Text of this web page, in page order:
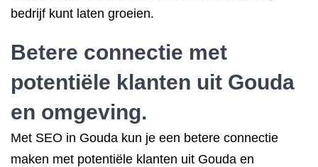
bedrijf kunt laten groeien.
Betere connectie met
potentiële klanten uit Gouda
en omgeving.
Met SEO in Gouda kun je een betere connectie
maken met potentiële klanten uit Gouda en